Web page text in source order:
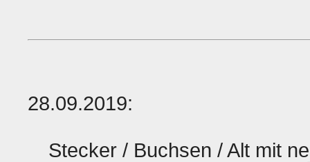
28.09.2019:
Stecker / Buchsen / Alt mit